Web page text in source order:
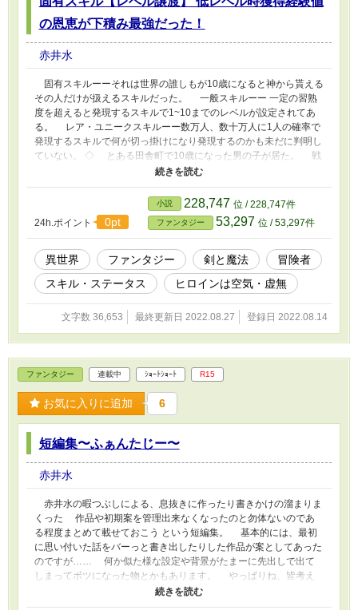
の恩恵が下積み最強だった！
赤井水
固有スキルーーそれは世界の誰しもが10歳になると神から貰える
その人だけが扱えるスキルだった。 一般スキルーー 一定の習熟
度を超えると発現するスキルで1~10までのレベルが設定されてあ
る。 レア・ユニークスキルーー数万人、数十万人に1人の確率で
発現するスキルで何が切っ掛けになり発現するのかも未だに判明し
ていない。 ◇ とある田舎町で10歳になった男の子が居た。 戦
闘に役立つ固有スキルを得て冒険者になり英雄を夢見て 毎日チ
ャンバラごっこと親の農業を手伝うどこにでも居る子供だった。
それが一変したのは10歳の固有スキル判別で彼が貰ったのは『レ
ベル譲渡』ただレベルを相手にあげるだけのものだった。 父親
は落胆し、母親はヒステリックに何故かなった。 見兼ねた父親
は冒険者になりたいと常日頃話していた息子クリシュナを大きな街
へ連れて行き 冒険者ギルドに見習として預けた。 そこでクリ
シュナはとある話を聞いた。 「レベルが10になるまでは生き抜く
為にスキルを獲得する為の経験値が吸収しやすい。 まっ、すぐに
い？ と考え抜いてクリシュナは一念発起するのであった。 ※第1章
醒……予定？
24h.ポイント 0pt
小説 228,747 位 / 228,747件
ファンタジー 53,297 位 / 53,297件
異世界 ファンタジー 剣と魔法
冒険者
スキル・ステータス
ヒロインは空気・虚無
文字数 36,653 最終更新日 2022.08.27 登録日 2022.08.14
ファンタジー 連載中 ｼｮｰﾄｼｮｰﾄ R15
お気に入りに追加 6
短編集〜ふぁんたじー〜
赤井水
赤井水の暇つぶしによる、息抜きに作ったり書きかけの溜まりま
くった 作品や初期案を管理出来なくなったのと勿体ないのであ
る程度まとめて載せておこう という短編集。 基本的には、最初
に思い付いた話をバーっと書き出したりした作品が案としてあった
のですが…… 何か似た様な設定や背景がたまーに先出しで出て
しまってボツになった物とかもあります。 やっぱりね、皆考え
る事は一緒かーって思う位主筋が似てる話が出る時があるんです！